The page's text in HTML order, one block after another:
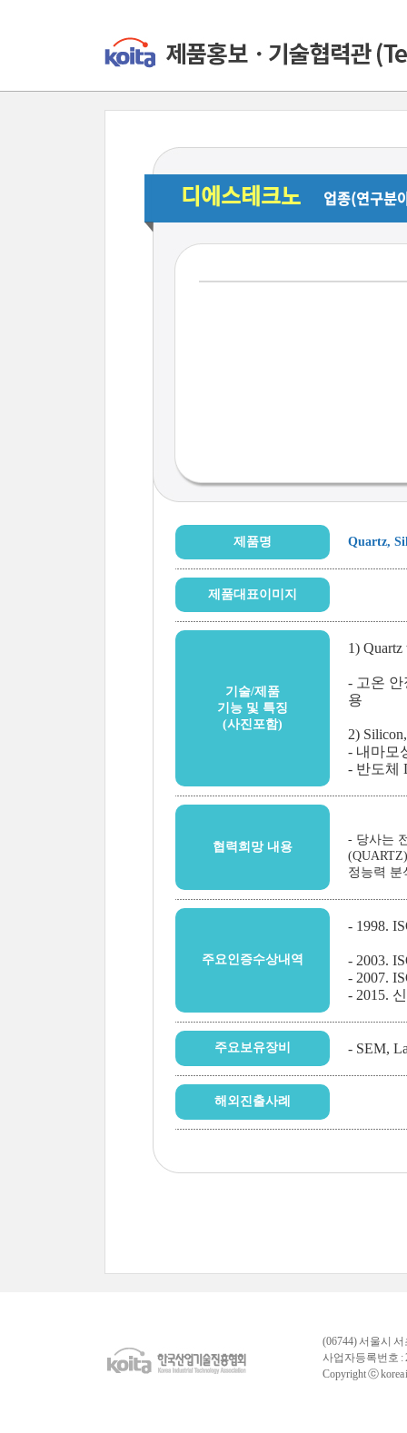
디에스테크노 업종(연구분
제품명 Quartz,
제품대표이미지
기술/제품
기능 및 특징
(사진포함)
1) Quartz
- 고온
용
2)
- 내마모
- 반도체
협력희망 내용
- 당사는
정능력 분
주요인증수상내역
- 1998.
- 2003.
- 2007.
- 2015.
주요보유장비 - SEM,
해외진출사례
(06744) 서울시
사업자등록번호
Copyright ⓒ korea